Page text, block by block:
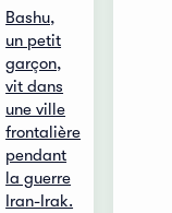
Bashu,
un petit
garçon,
vit dans
une ville
frontalière
pendant
la guerre
Iran-Irak.